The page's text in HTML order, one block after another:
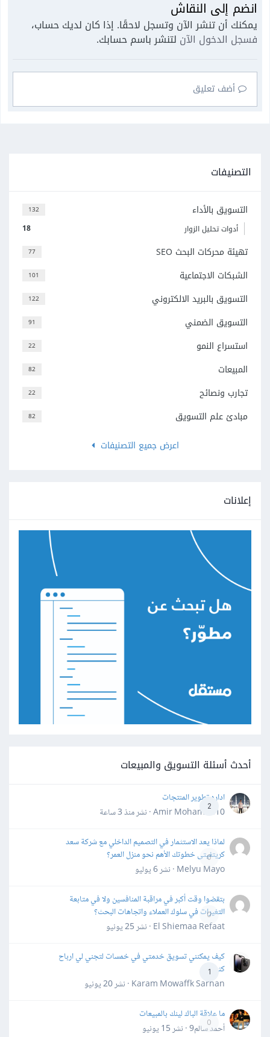
انضم إلى النقاش
يمكنك أن تنشر الآن وتسجل لاحقًا. إذا كان لديك حساب،
فسجل الدخول الآن لتنشر باسم حسابك.
أضف تعليق
التصنيفات
132 التسويق بالأداء
18 أدوات تحليل الزوار
77 تهيئة محركات البحث SEO
101 الشبكات الاجتماعية
122 التسويق بالبريد الالكتروني
91 التسويق الضمني
22 استسراع النمو
82 المبيعات
22 تجارب ونصائح
82
مبادئ علم التسويق
اعرض جميع التصنيفات
إعلانات
أحدث أسئلة التسويق والمبيعات
2
اداره تطوير المنتجات
Amir Mohamed10 · نشر
منذ 3 ساعة
0
لماذا يعد الاستثمار في التصميم الداخلي مع شركة سعد
كريتفيتى خطوتك الأهم نحو منزل العمر؟
Melyu Mayo · نشر
6 يوليو
0
بتقضوا وقت أكبر في مراقبة المنافسين ولا في متابعة
التغيرات في سلوك العملاء واتجاهات البحث؟
El Shiemaa Refaat · نشر
25 يونيو
1
كيف يمكنني تسويق خدمتي في خمسات لتجني لي ارباح
كثيرة
Karam Mowaffk Sarhan · نشر
20 يونيو
0
ما علاقة الباك لينك بالمبيعات
أحمد سالم9 · نشر
15 يونيو